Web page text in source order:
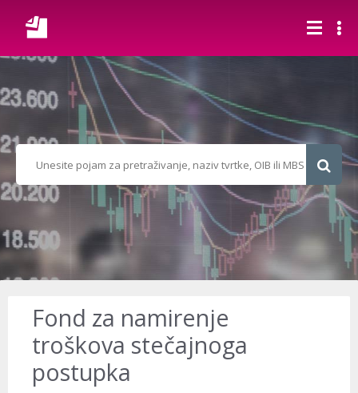
Fond za namirenje
troškova stečajnoga
postupka